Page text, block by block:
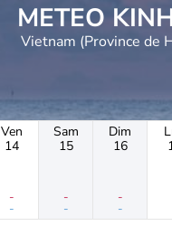
Vietnam (Province de
Ven
14
-
-
Sam
15
-
-
Dim
16
-
-